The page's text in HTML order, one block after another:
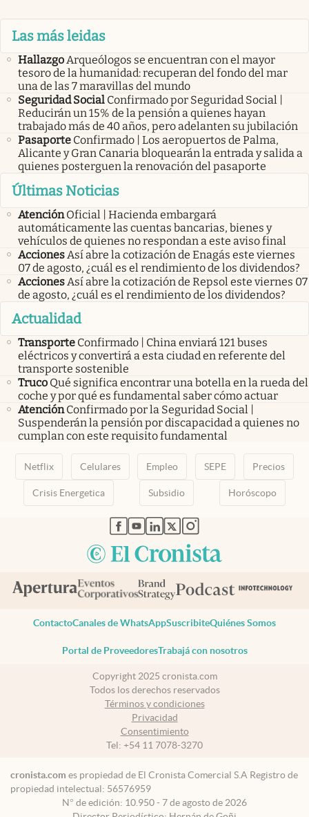
Las más leidas
HallazgoArqueólogos se encuentran con el mayor
tesoro de la humanidad: recuperan del fondo del mar
una de las 7 maravillas del mundo
Seguridad Social Confirmado por Seguridad Social |
Reducirán un 15% de la pensión a quienes hayan
trabajado más de 40 años, pero adelanten su jubilación
Pasaporte Confirmado | Los aeropuertos de Palma,
Alicante y Gran Canaria bloquearán la entrada y salida a
quienes posterguen la renovación del pasaporte
Últimas Noticias
Atención Oficial | Hacienda embargará
automáticamente las cuentas bancarias, bienes y
vehículos de quienes no respondan a este aviso final
AccionesAsí abre la cotización de Enagás este viernes
07 de agosto, ¿cuál es el rendimiento de los dividendos?
AccionesAsí abre la cotización de Repsol este viernes 07
de agosto, ¿cuál es el rendimiento de los dividendos?
Actualidad
Transporte Confirmado | China enviará 121 buses
eléctricos y convertirá a esta ciudad en referente del
transporte sostenible
Truco Qué significa encontrar una botella en la rueda del
coche y por qué es fundamental saber cómo actuar
Atención Confirmado por la Seguridad Social |
Suspenderán la pensión por discapacidad a quienes no
cumplan con este requisito fundamental
Netflix Celulares Empleo SEPE Precios
Crisis Energetica Subsidio Horóscopo
abre en nueva pestaña
abre en nueva pestaña
abre en nueva pestaña
abre en nueva pestaña
abre en nueva pestaña
ContactoCanales de WhatsAppSuscribiteQuiénes Somos
Portal de ProveedoresTrabajá con nosotros
Copyright 2025 cronista.com
Todos los derechos reservados
Términos y condiciones
Privacidad
Consentimiento
Tel: +54 11 7078-3270
cronista.com es propiedad de El Cronista Comercial S.A Registro de
propiedad intelectual: 56576959
N° de edición: 10.950 - 7 de agosto de 2026